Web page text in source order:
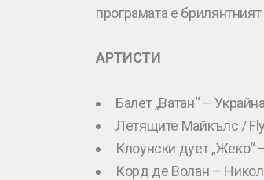
програмата е
АРТИСТИ
Балет „Ватан“ – Украйна
Летящите Майкълс /
Клоунски дует „Жеко“
Корд де Волан –